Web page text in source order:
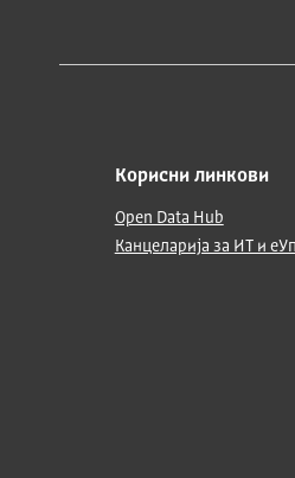
Корисни линкови
Open Data Hub
Канцеларија за ИТ и